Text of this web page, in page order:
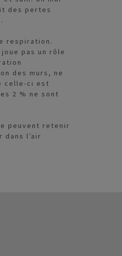
des pertes
respiration.
pas un rôle
des murs, ne
celle-ci est
2 % ne sont
peuvent retenir
l’air